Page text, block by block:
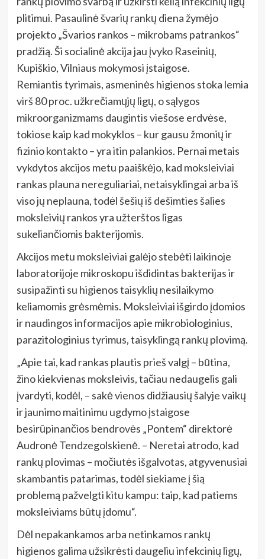
plitimui. Pasaulinė švarių rankų diena žymėjo
projekto „Švarios rankos – mikrobams patrankos“
pradžią. Ši socialinė akcija jau įvyko Raseinių,
Kupiškio, Vilniaus mokymosi įstaigose.
Remiantis tyrimais, asmeninės higienos stoka lemia
virš 80 proc. užkrečiamųjų ligų, o sąlygos
mikroorganizmams daugintis viešose erdvėse,
tokiose kaip kad mokyklos – kur gausu žmonių ir
fizinio kontakto – yra itin palankios. Pernai metais
vykdytos akcijos metu paaiškėjo, kad moksleiviai
rankas plauna nereguliariai, netaisyklingai arba iš
viso jų neplauna, todėl šešių iš dešimties šalies
moksleivių rankos yra užterštos ligas
sukeliančiomis bakterijomis.
Akcijos metu moksleiviai galėjo stebėti laikinoje
laboratorijoje mikroskopu išdidintas bakterijas ir
susipažinti su higienos taisyklių nesilaikymo
keliamomis grėsmėmis. Moksleiviai išgirdo įdomios
ir naudingos informacijos apie mikrobiologinius,
parazitologinius tyrimus, taisyklingą rankų plovimą.
„Apie tai, kad rankas plautis prieš valgį – būtina,
žino kiekvienas moksleivis, tačiau nedaugelis gali
įvardyti, kodėl, – sakė vienos didžiausių šalyje vaikų
ir jaunimo maitinimu ugdymo įstaigose
besirūpinančios bendrovės „Pontem“ direktorė
Audronė Tendzegolskienė. – Neretai atrodo, kad
rankų plovimas – močiutės išgalvotas, atgyvenusiai
skambantis patarimas, todėl siekiame į šią
problemą pažvelgti kitu kampu: taip, kad patiems
moksleiviams būtų įdomu“.
Dėl nepakankamos arba netinkamos rankų
higienos galima užsikrėsti daugeliu infekcinių ligų,